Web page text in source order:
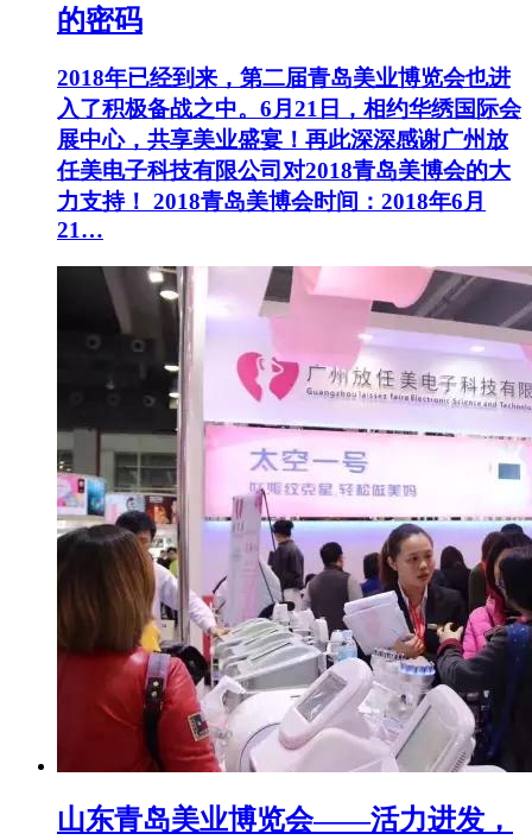
的密码
2018年已经到来，第二届青岛美业博览会也进
入了积极备战之中。6月21日，相约华绣国际会
展中心，共享美业盛宴！再此深深感谢广州放
任美电子科技有限公司对2018青岛美博会的大
力支持！ 2018青岛美博会时间：2018年6月
21…
山东青岛美业博览会——活力进发，